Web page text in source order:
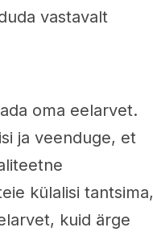
vastavalt
oma eelarvet.
ja veenduge, et
külalisi tantsima,
kuid ärge